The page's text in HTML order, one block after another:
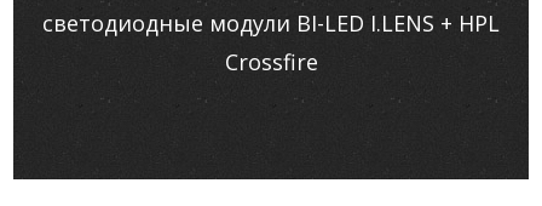
светодиодные модули BI-LED I.LENS + HPL
Crossfire